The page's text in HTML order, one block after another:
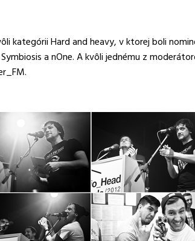
kategórii Hard and heavy, v ktorej boli
a nOne. A kvôli jednému z